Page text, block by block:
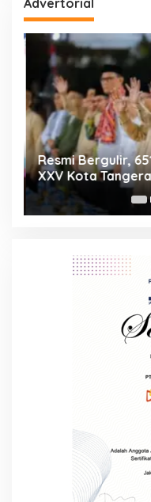
Resmi Bergulir,
XXV Kota